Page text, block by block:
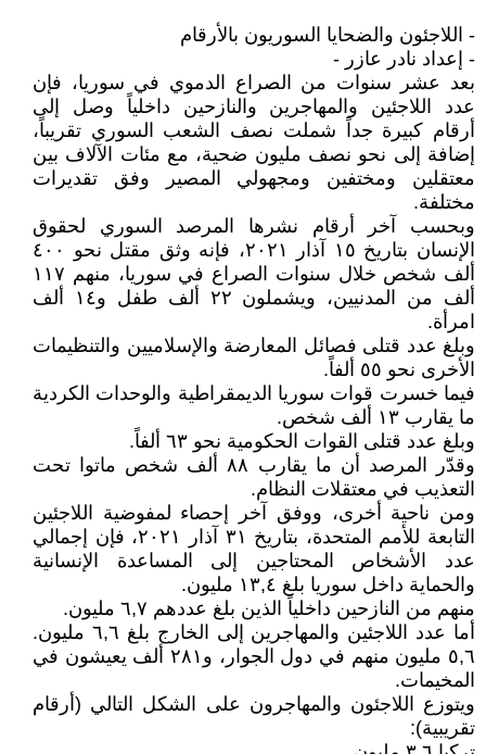
- اللاجئون والضحايا السوريون بالأرقام
- إعداد نادر عازر -
بعد عشر سنوات من الصراع الدموي في سوريا، فإن
عدد اللاجئين والمهاجرين والنازحين داخلياً وصل إلى
أرقام كبيرة جداً شملت نصف الشعب السوري تقريباً،
إضافة إلى نحو نصف مليون ضحية، مع مئات الآلاف بين
معتقلين ومختفين ومجهولي المصير وفق تقديرات
مختلفة.
وبحسب آخر أرقام نشرها المرصد السوري لحقوق
الإنسان بتاريخ ١٥ آذار ٢٠٢١، فإنه وثق مقتل نحو ٤٠٠
ألف شخص خلال سنوات الصراع في سوريا، منهم ١١٧
ألف من المدنيين، ويشملون ٢٢ ألف طفل و١٤ ألف
امرأة.
وبلغ عدد قتلى فصائل المعارضة والإسلاميين والتنظيمات
الأخرى نحو ٥٥ ألفاً.
فيما خسرت قوات سوريا الديمقراطية والوحدات الكردية
ما يقارب ١٣ ألف شخص.
وبلغ عدد قتلى القوات الحكومية نحو ٦٣ ألفاً.
وقدّر المرصد أن ما يقارب ٨٨ ألف شخص ماتوا تحت
التعذيب في معتقلات النظام.
ومن ناحية أخرى، ووفق آخر إحصاء لمفوضية اللاجئين
التابعة للأمم المتحدة، بتاريخ ٣١ آذار ٢٠٢١، فإن إجمالي
عدد الأشخاص المحتاجين إلى المساعدة الإنسانية
والحماية داخل سوريا بلغ ١٣,٤ مليون.
منهم من النازحين داخلياً الذين بلغ عددهم ٦,٧ مليون.
أما عدد اللاجئين والمهاجرين إلى الخارج بلغ ٦,٦ مليون.
٥,٦ مليون منهم في دول الجوار، و٢٨١ ألف يعيشون في
المخيمات.
ويتوزع اللاجئون والمهاجرون على الشكل التالي (أرقام
تقريبية):